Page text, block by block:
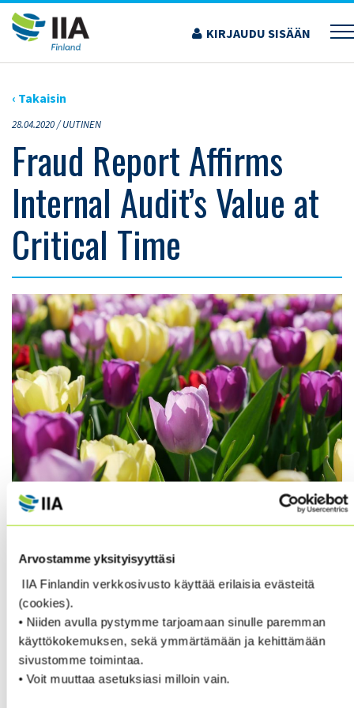
Arvostamme yksityisyyttäsi
IIA Finlandin verkkosivusto käyttää erilaisia evästeitä
(cookies).
• Niiden avulla pystymme tarjoamaan sinulle paremman
käyttökokemuksen, sekä ymmärtämään ja kehittämään
sivustomme toimintaa.
• Voit muuttaa asetuksiasi milloin vain.
Siirry
sisältöön
KIRJAUDU SISÄÄN
›ARTIKKELIT›FRAUD REPORT AFFIRMS INTERNAL AUDIT’S VALUE AT CRITICAL
‹ Takaisin
28.04.2020 /UUTINEN
Fraud Report Affirms
Internal Audit’s Value at
Critical Time
Richard Chambers, 27 April 2020
Each year, the Association of Certified Fraud Examiners
(ACFE) publishes a”Report to the Nations,”which
shares results of its annual Global Fraud Survey. The
findings reflect the significant role that internal audit
plays, and the value it adds, in detecting and deterring